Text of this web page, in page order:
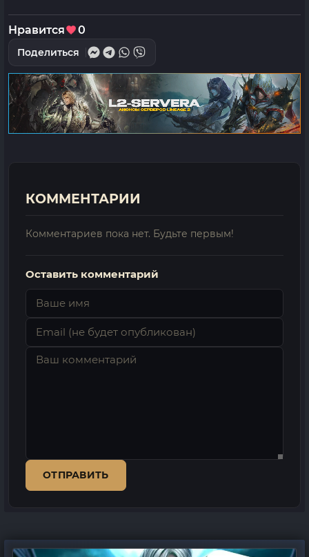
Нравится 0
Поделиться
КОММЕНТАРИИ
Комментариев пока нет. Будьте первым!
Оставить комментарий
ОТПРАВИТЬ